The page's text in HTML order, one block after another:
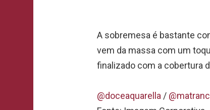
A sobremesa é bastante
vem da massa com um
finalizado com a cobertura
@doceaquarella /